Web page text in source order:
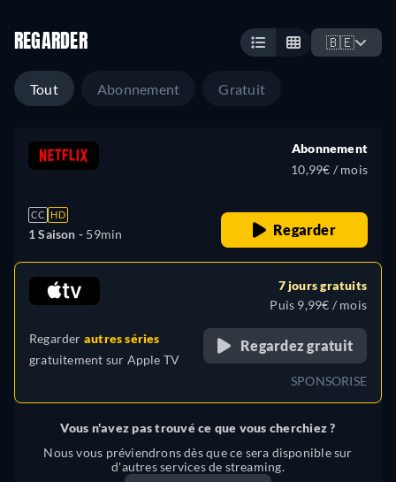
REGARDER 🇧🇪
Tout Abonnement Gratuit
CC HD
1 Saison - 59min
Abonnement
10,99€ / mois
Regarder
Regarder autres séries
gratuitement sur Apple TV
7 jours gratuits
Puis 9,99€ / mois
Regardez gratuit
SPONSORISE
Vous n'avez pas trouvé ce que vous cherchiez ?
Nous vous préviendrons dès que ce sera disponible sur
d'autres services de streaming.